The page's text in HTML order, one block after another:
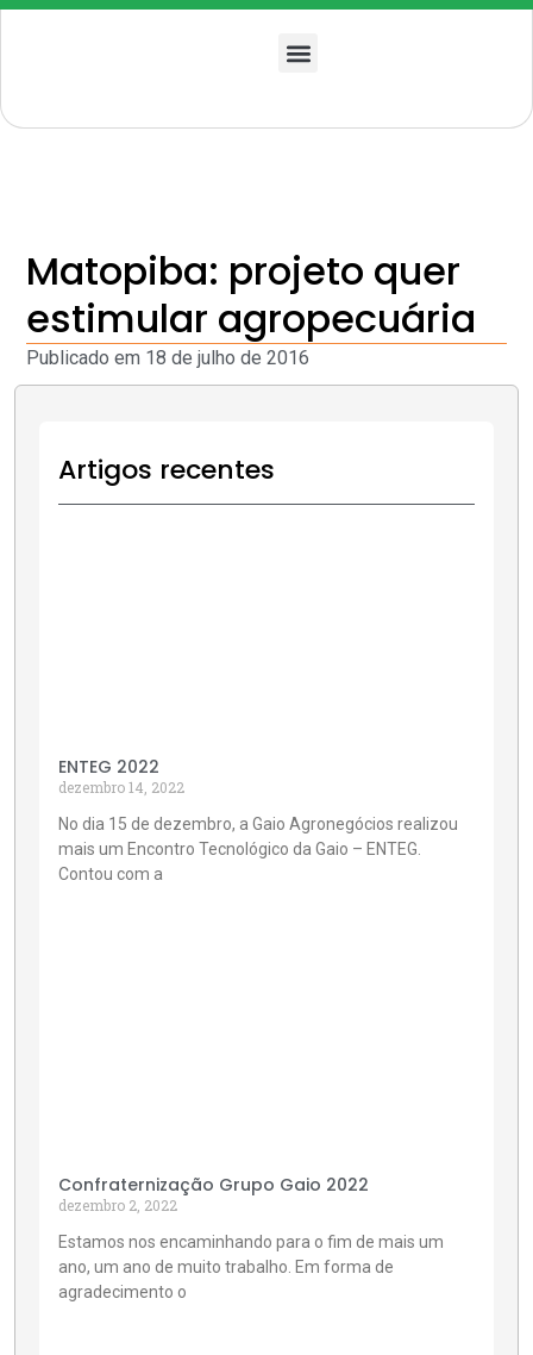
Matopiba: projeto quer
estimular agropecuária
Publicado em 18 de julho de 2016
Artigos recentes
ENTEG 2022
dezembro 14, 2022
No dia 15 de dezembro, a Gaio Agronegócios realizou
mais um Encontro Tecnológico da Gaio – ENTEG.
Contou com a
Confraternização Grupo Gaio 2022
dezembro 2, 2022
Estamos nos encaminhando para o fim de mais um
ano, um ano de muito trabalho. Em forma de
agradecimento o